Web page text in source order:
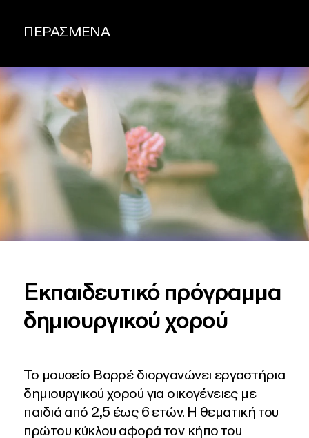
ΠΕΡΑΣΜΕΝΑ
Εκπαιδευτικό πρόγραμμα
δημιουργικού χορού
Το μουσείο Βορρέ διοργανώνει εργαστήρια
δημιουργικού χορού για οικογένειες με
παιδιά από 2,5 έως 6 ετών. H θεματική του
πρώτου κύκλου αφορά τον κήπο του